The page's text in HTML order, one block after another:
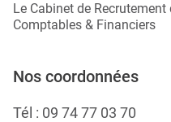
Le Cabinet de Recrutement
Comptables & Financiers
Nos coordonnées
Tél : 09 74 77 03 70